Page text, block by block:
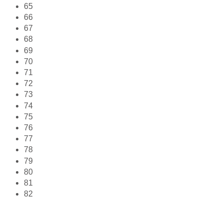
65
66
67
68
69
70
71
72
73
74
75
76
77
78
79
80
81
82